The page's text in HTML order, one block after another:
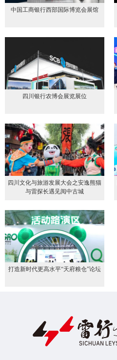
中国工商银行西部国际博览会展馆
四川银行农博会展览展位
四川文化与旅游发展大会之安逸熊猫
与雷探长遇见阅中古城
打造新时代更高水平“天府粮仓”论坛